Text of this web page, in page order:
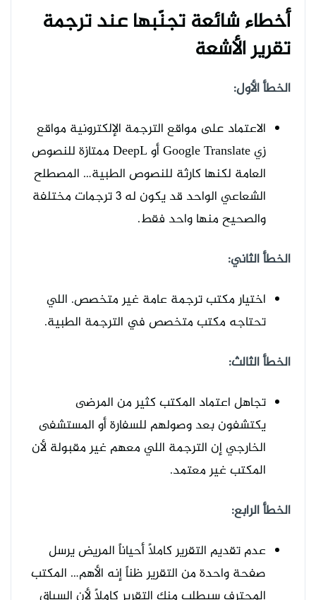
أخطاء شائعة تجنّبها عند ترجمة
تقرير الأشعة
الخطأ الأول:
الاعتماد على مواقع الترجمة الإلكترونية مواقع
زي Google Translate أو DeepL ممتازة للنصوص
العامة لكنها كارثة للنصوص الطبية… المصطلح
الشعاعي الواحد قد يكون له 3 ترجمات مختلفة
والصحيح منها واحد فقط.
الخطأ الثاني:
اختيار مكتب ترجمة عامة غير متخصص. اللي
تحتاجه مكتب متخصص في الترجمة الطبية.
الخطأ الثالث:
تجاهل اعتماد المكتب كثير من المرضى
يكتشفون بعد وصولهم للسفارة أو المستشفى
الخارجي إن الترجمة اللي معهم غير مقبولة لأن
المكتب غير معتمد.
الخطأ الرابع:
عدم تقديم التقرير كاملاً أحياناً المريض يرسل
صفحة واحدة من التقرير ظناً إنه الأهم… المكتب